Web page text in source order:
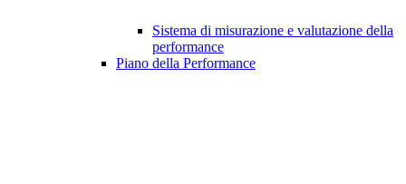
Sistema di misurazione e valutazione della
performance
Piano della Performance